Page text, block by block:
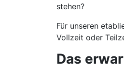
stehen?
Für unseren
Vollzeit oder
Das